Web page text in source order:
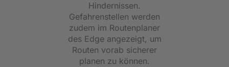
Hindernissen.
Gefahrenstellen werden
zudem im Routenplaner
des Edge angezeigt, um
Routen vorab sicherer
planen zu können.